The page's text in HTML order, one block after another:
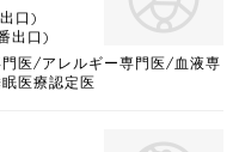
口)
出口)
医/アレルギー専門医/血液専
医療認定医